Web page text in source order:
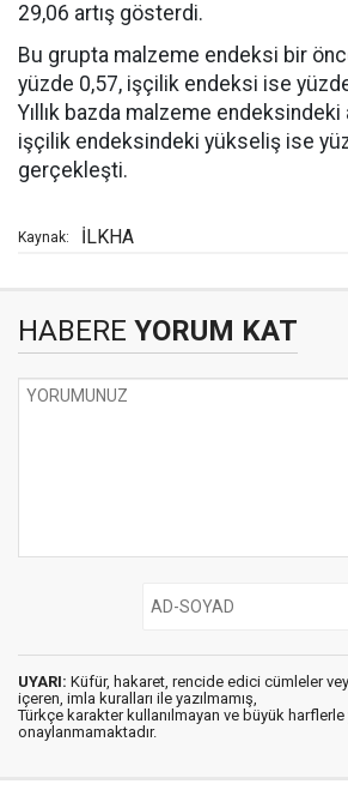
29,06 artış gösterdi.
Bu grupta malzeme endeksi bir
yüzde 0,57, işçilik endeksi ise
Yıllık bazda malzeme endeksindeki
işçilik endeksindeki yükseliş ise
gerçekleşti.
Kaynak: İLKHA
HABERE YORUM KAT
UYARI: Küfür, hakaret, rencide edici cümleler
içeren, imla kuralları ile yazılmamış,
Türkçe karakter kullanılmayan ve büyük harflerle
onaylanmamaktadır.